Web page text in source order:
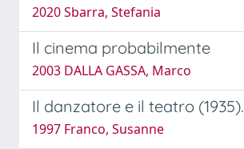
2020 Sbarra, Stefania
Il cinema probabilmente
2003 DALLA GASSA, Marco
Il danzatore e il teatro (1935).
1997 Franco, Susanne